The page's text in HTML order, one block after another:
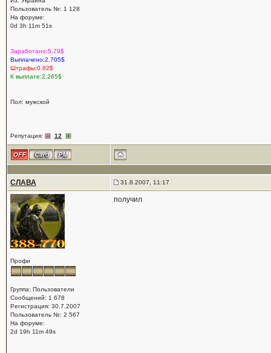
Пользователь №: 1 128
На форуме:
0d 3h 11m 51s
Заработано:5.79$
Выплачено:2.705$
Штрафы:0.82$
К выплате:2.265$
Пол: мужской
Репутация: 12
СЛАВА 31.8.2007, 11:17
Профи
Группа: Пользователи
Сообщений: 1 678
Регистрация: 30.7.2007
Пользователь №: 2 567
На форуме:
2d 19h 11m 49s
получил